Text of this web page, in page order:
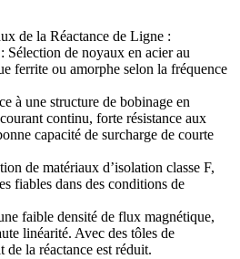
de la Réactance de Ligne :
de noyaux en acier au
ferrite ou amorphe selon la fréquence
à une structure de bobinage en
continu, forte résistance aux
capacité de surcharge de courte
de matériaux d’isolation classe F,
fiables dans des conditions de
faible densité de flux magnétique,
linéarité. Avec des tôles de
de la réactance est réduit.